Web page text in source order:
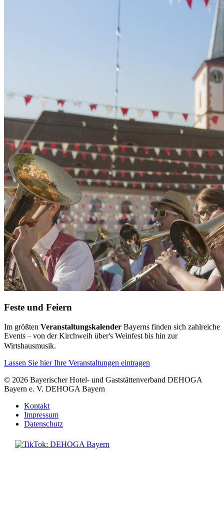
Feste und Feiern
Im größten Veranstaltungskalender Bayerns finden sich zahlreiche
Events – von der Kirchweih über's Weinfest bis hin zur
Wirtshausmusik.
Lassen Sie hier Ihre Veranstaltungen eintragen
© 2026 Bayerischer Hotel- und Gaststättenverband DEHOGA
Bayern e. V. DEHOGA Bayern
Kontakt
Impressum
Datenschutz